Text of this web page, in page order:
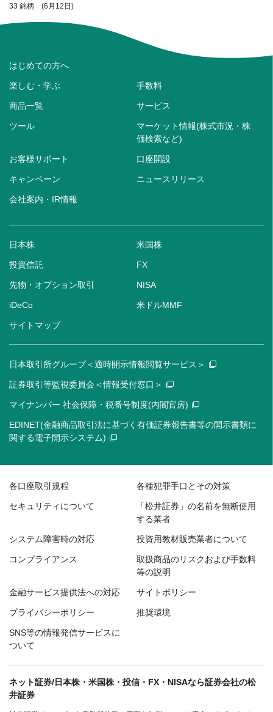
33 銘柄 (6月12日)
はじめての方へ
楽しむ・学ぶ 手数料
商品一覧 サービス
ツール
マーケット情報(株式市況・株
価検索など)
お客様サポート 口座開設
キャンペーン ニュースリリース
会社案内・IR情報
日本株 米国株
投資信託 FX
先物・オプション取引 NISA
iDeCo 米ドルMMF
サイトマップ
日本取引所グループ＜適時開示情報閲覧サービス＞
証券取引等監視委員会＜情報受付窓口＞
マイナンバー 社会保障・税番号制度(内閣官房)
EDINET(金融商品取引法に基づく有価証券報告書等の開示書類に
関する電子開示システム)
各口座取引規程 各種犯罪手口とその対策
セキュリティについて
「松井証券」の名前を無断使用
する業者
システム障害時の対応 投資用教材販売業者について
コンプライアンス
取扱商品のリスクおよび手数料
等の説明
金融サービス提供法への対応 サイトポリシー
プライバシーポリシー 推奨環境
SNS等の情報発信サービスに
ついて
ネット証券/日本株・米国株・投信・FX・NISAなら証券会社の松
井証券